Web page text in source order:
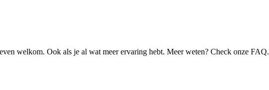
welkom. Ook als je al wat meer ervaring hebt. Meer weten? Check onze FAQ.